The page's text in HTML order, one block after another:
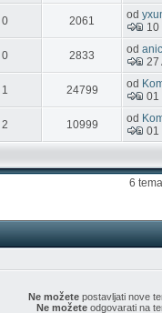
0 2061 od
10
0 2833 od
27
1 24799 od
01
2 10999 od
01
6
Ne možete postavljati nove
Ne možete odgovarati na